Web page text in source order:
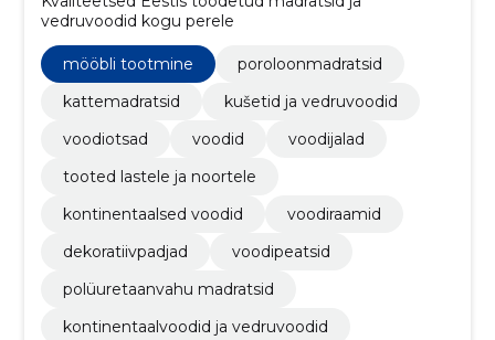
vedruvoodid kogu perele
mööbli tootmine
poroloonmadratsid
kattemadratsid
kušetid ja vedruvoodid
voodiotsad
voodid
voodijalad
tooted lastele ja noortele
kontinentaalsed voodid
voodiraamid
dekoratiivpadjad
voodipeatsid
polüuretaanvahu madratsid
kontinentaalvoodid ja vedruvoodid